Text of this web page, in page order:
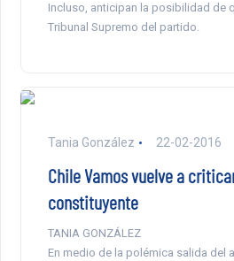
Incluso, anticipan la posibilidad de
Tribunal Supremo del partido.
Tania González 22-02-2016
Chile Vamos vuelve a
constituyente
TANIA GONZÁLEZ
En medio de la polémica salida del